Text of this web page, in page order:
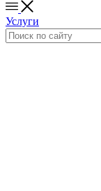
Услуги